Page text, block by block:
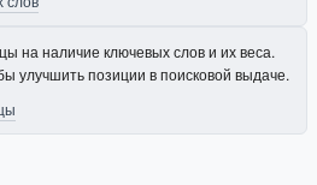
на наличие ключевых слов и их веса.
улучшить позиции в поисковой выдаче.